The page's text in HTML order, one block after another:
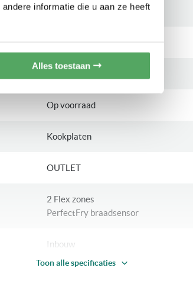
informatie die u aan ze heeft
Alles toestaan
PXY895DE3E-REST
Bosch 8 serie
Op voorraad
Kookplaten
OUTLET
2 Flex zones
PerfectFry braadsensor
Inbouw
Toon alle specificaties